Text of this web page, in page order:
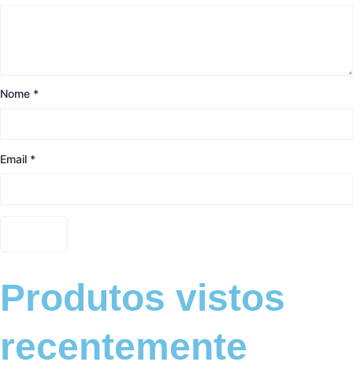
Nome *
Email *
Produtos vistos
recentemente